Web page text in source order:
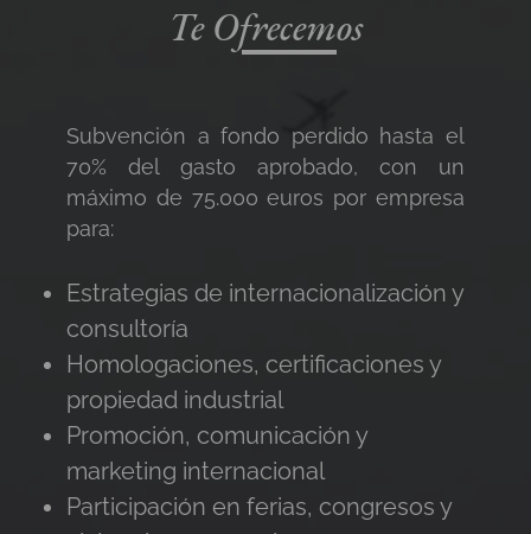
Te Ofrecemos
Subvención a fondo perdido hasta el
70% del gasto aprobado, con un
máximo de 75.000 euros por empresa
para:
Estrategias de internacionalización y
consultoría
Homologaciones, certificaciones y
propiedad industrial
Promoción, comunicación y
marketing internacional
Participación en ferias, congresos y